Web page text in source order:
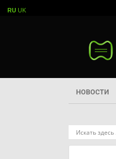
НОВОСТИ
RU UK